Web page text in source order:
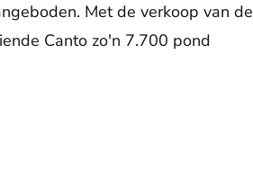
Met de verkoop van de
Canto zo'n 7.700 pond